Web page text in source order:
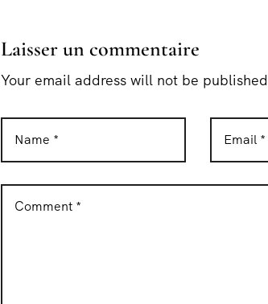
Laisser un commentaire
Your email address will not be